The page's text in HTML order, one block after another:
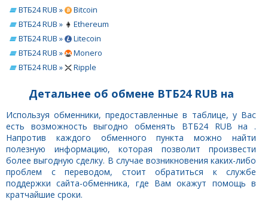
ВТБ24 RUB »
Bitcoin
ВТБ24 RUB »
Ethereum
ВТБ24 RUB »
Litecoin
ВТБ24 RUB »
Monero
ВТБ24 RUB »
Ripple
Детальнее об обмене ВТБ24 RUB на
Используя обменники, предоставленные в таблице, у Вас
есть возможность выгодно обменять ВТБ24 RUB на .
Напротив каждого обменного пункта можно найти
полезную информацию, которая позволит произвести
более выгодную сделку. В случае возникновения каких-либо
проблем с переводом, стоит обратиться к службе
поддержки сайта-обменника, где Вам окажут помощь в
кратчайшие сроки.